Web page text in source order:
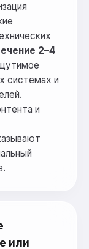
2–4
системах и
и
или